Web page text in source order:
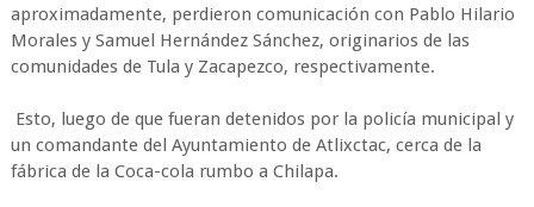
aproximadamente, perdieron comunicación con Pablo Hilario
Morales y Samuel Hernández Sánchez, originarios de las
comunidades de Tula y Zacapezco, respectivamente.
Esto, luego de que fueran detenidos por la policía municipal y
un comandante del Ayuntamiento de Atlixctac, cerca de la
fábrica de la Coca-cola rumbo a Chilapa.